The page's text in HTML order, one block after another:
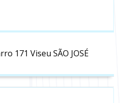
171 Viseu SÃO JOSÉ